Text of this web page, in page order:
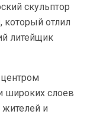
скульптор
который отлил
литейщик
центром
широких слоев
и